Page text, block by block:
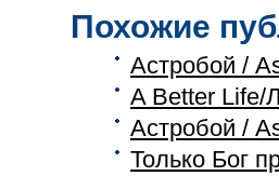
Похожие
Астробой /
A Better Life/
Астробой /
Только Бог